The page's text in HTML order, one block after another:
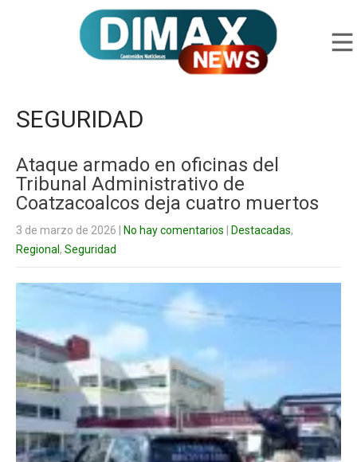
SEGURIDAD
Ataque armado en oficinas del
Tribunal Administrativo de
Coatzacoalcos deja cuatro muertos
3 de marzo de 2026 No hay comentarios Destacadas,
Regional , Seguridad